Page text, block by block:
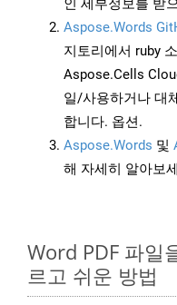
인 세부정보를 받
Aspose.Words
지토리에서 ruby
Aspose.Cells
일/사용하거나 대
합니다. 옵션.
Aspose.Words 및
해 자세히 알아보
Word PDF 파일
르고 쉬운 방법